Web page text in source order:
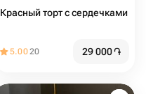
Красный торт с сердечками
5.0020 29 000֏